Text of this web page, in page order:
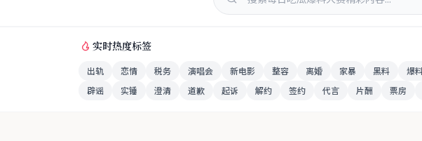
实时热度标签
出轨 恋情 税务 演唱会 新电影 整容 离婚 家暴 黑料 爆
辟谣
实锤 澄清 道歉 起诉 解约 签约 代言 片酬 票房